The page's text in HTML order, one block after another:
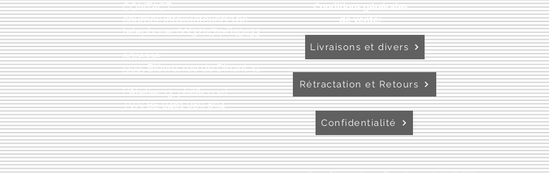
CONTACT:
courriel:info@latelier13.be
téléphone: 00(32)474-649433
adresse:
5555 Bièvre, rue de Dinant 41
L'Atelier 13, phil&co srl
TVA: BE 0461 089 894
Conditions générales
de vente::
Livraisons et divers
Rétractation et Retours
Confidentialité